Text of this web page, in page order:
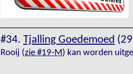
#34. Tjalling Goedemoed
Rooij (zie #19-M) kan worden